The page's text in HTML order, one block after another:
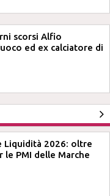
scorsi Alfio
ed ex calciatore di
Liquidità 2026: oltre
PMI delle Marche